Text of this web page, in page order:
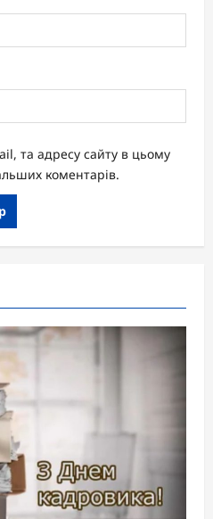
та адресу сайту в цьому
коментарів.